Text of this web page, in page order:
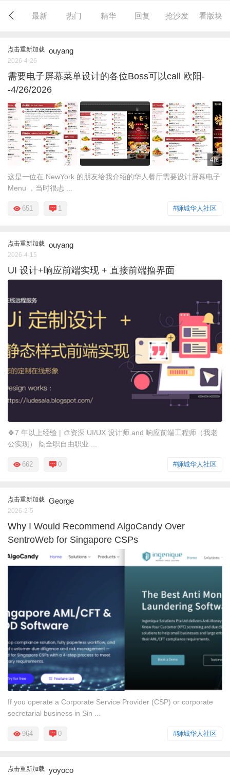
最新 热门 精华 回复 抢沙发 看版块
点击重新加载 ouyang
2026-4-26
需要电子屏幕菜单设计的各位Boss可以call 欧阳-
-4/26/2026
4图
这是一位在 NewYork 的朋友给我介绍的华人餐厅需要设计屏幕电子
Menu ，当时很忐 ...
#狮城华人社区
651 1
点击重新加载 ouyang
2026-4-15
UI 设计+响应前端实现 + 直接前端撸界面
🍀7 年以上经验 | 🎨资深 UI/UX 设计师 and 响应前端工程师（我老
公实现） 🙋全职自由职业 ...
#狮城华人社区
662 0
点击重新加载 George
2026-2-5
Why I Would Recommend AlgoCandy Over
SentroWeb for Singapore CSPs
If you operate a Corporate Service Provider (CSP) or corporate
secretarial business in Sin ...
#狮城华人社区
964 0
点击重新加载 yoyoco